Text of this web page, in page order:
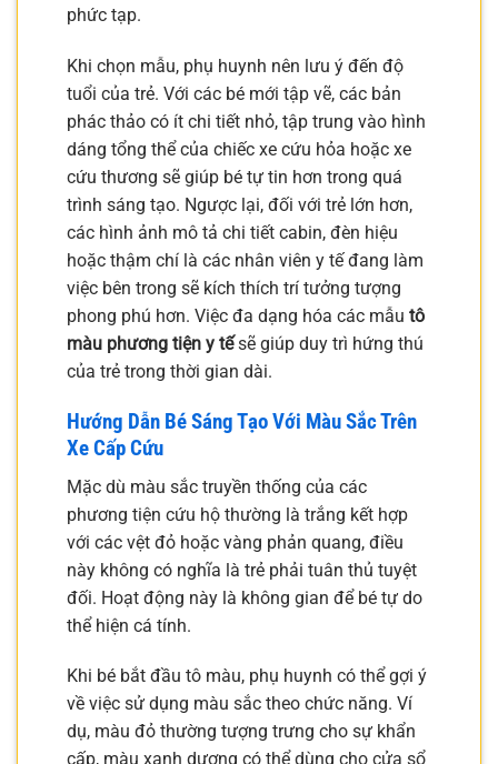
phức tạp.
Khi chọn mẫu, phụ huynh nên lưu ý đến độ
tuổi của trẻ. Với các bé mới tập vẽ, các bản
phác thảo có ít chi tiết nhỏ, tập trung vào hình
dáng tổng thể của chiếc xe cứu hỏa hoặc xe
cứu thương sẽ giúp bé tự tin hơn trong quá
trình sáng tạo. Ngược lại, đối với trẻ lớn hơn,
các hình ảnh mô tả chi tiết cabin, đèn hiệu
hoặc thậm chí là các nhân viên y tế đang làm
việc bên trong sẽ kích thích trí tưởng tượng
phong phú hơn. Việc đa dạng hóa các mẫu tô
màu phương tiện y tếsẽ giúp duy trì hứng thú
của trẻ trong thời gian dài.
Hướng Dẫn Bé Sáng Tạo Với Màu Sắc Trên
Xe Cấp Cứu
Mặc dù màu sắc truyền thống của các
phương tiện cứu hộ thường là trắng kết hợp
với các vệt đỏ hoặc vàng phản quang, điều
này không có nghĩa là trẻ phải tuân thủ tuyệt
đối. Hoạt động này là không gian để bé tự do
thể hiện cá tính.
Khi bé bắt đầu tô màu, phụ huynh có thể gợi ý
về việc sử dụng màu sắc theo chức năng. Ví
dụ, màu đỏ thường tượng trưng cho sự khẩn
cấp, màu xanh dương có thể dùng cho cửa sổ